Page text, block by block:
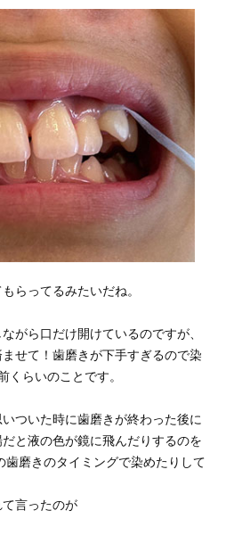
らってるみたいだね。
がら口だけ開けているのですが、
せて！歯磨きが下手すぎるので染
くらいのことです。
ついた時に歯磨きが終わった後に
と液の色が鏡に飛んだりするのを
磨きのタイミングで染めたりして
言ったのが